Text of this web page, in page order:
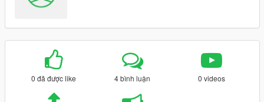
0 đã được like 4 bình luận 0 videos